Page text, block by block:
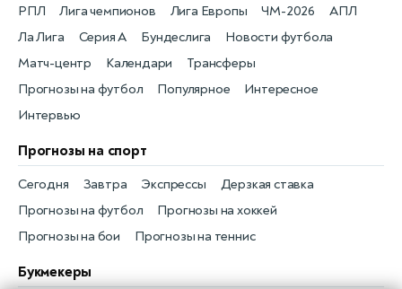
Новости футбола
РПЛ
Матч-центр
Лига чемпионов
Календари
Лига Европы
Трансферы
ЧМ-2026
Прогнозы на футбол
АПЛ
Популярное
Ла Лига
Интересное
Серия А
Интервью
Бундеслига
Прогнозы на спорт
Прогнозы на футбол
Сегодня
Прогнозы на хоккей
Завтра
Прогнозы на бои
Экспрессы
Прогнозы на теннис
Дерзкая ставка
Букмекеры